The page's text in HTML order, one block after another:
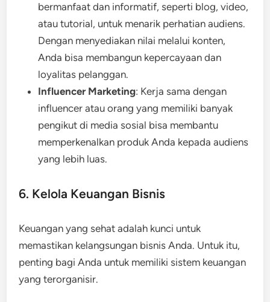
bermanfaat dan informatif, seperti blog, video,
atau tutorial, untuk menarik perhatian audiens.
Dengan menyediakan nilai melalui konten,
Anda bisa membangun kepercayaan dan
loyalitas pelanggan.
Influencer Marketing: Kerja sama dengan
influencer atau orang yang memiliki banyak
pengikut di media sosial bisa membantu
memperkenalkan produk Anda kepada audiens
yang lebih luas.
6. Kelola Keuangan Bisnis
Keuangan yang sehat adalah kunci untuk
memastikan kelangsungan bisnis Anda. Untuk itu,
penting bagi Anda untuk memiliki sistem keuangan
yang terorganisir.